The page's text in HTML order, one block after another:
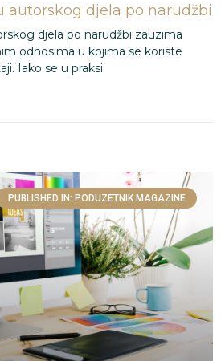
autorskog djela po narudžbi
djela po narudžbi zauzima
odnosima u kojima se koriste
Iako se u praksi
PUBLISHED IN: PODUZETNIK MAGAZINE